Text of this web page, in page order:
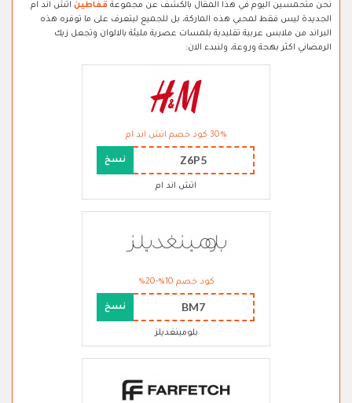
نحن متحمسين اليوم في هذا المقال بالكشف عن مجموعة قفاطين اتش اند ام
الجديدة ليس فقط لمحبي هذه الماركة، بل للجميع ليتعرف على ما توفره هذه
البراند من ملابس عربية تقليدية بلمسات عصرية مليئة بالالوان وتجعل زيك
الرمضاني اكثر بهجة وروعة، ولنبدء الان:
30% كود خصم اتش اند ام
Z6P5 نسخ
اتش اند ام
كود خصم 10%-20%
BM7 نسخ
بلومينغديلز